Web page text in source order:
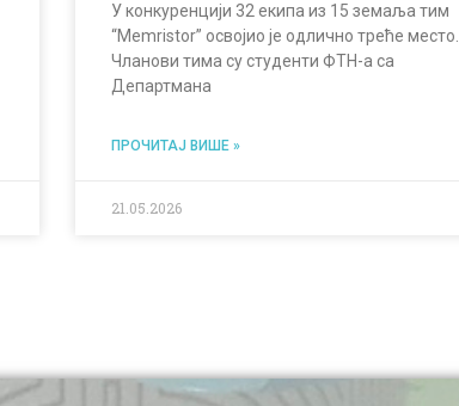
У конкуренцији 32 екипа из 15 земаља тим
“Memristor” освојио је одлично треће место.
Чланови тима су студенти ФТН-а са
Департмана
ПРОЧИТАЈ ВИШЕ »
21.05.2026